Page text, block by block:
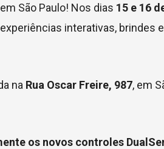
São Paulo! Nos dias 15 e 16
interativas, brindes
na Rua Oscar Freire, 987, em
os novos controles